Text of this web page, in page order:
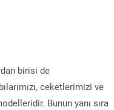
birisi de
ceketlerimizi ve
Bunun yanı sıra